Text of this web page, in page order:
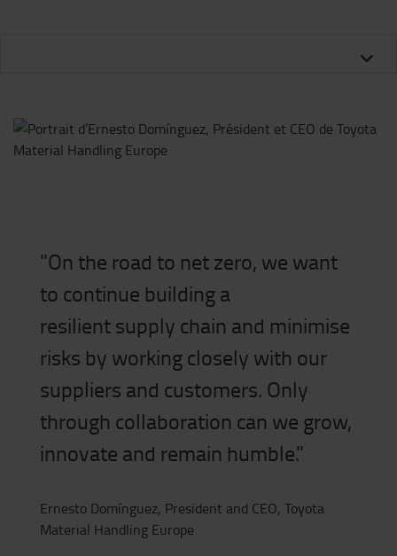
"On the road to net zero, we want
to continue building a
resilient supply chain and minimise
risks by working closely with our
suppliers and customers. Only
through collaboration can we grow,
innovate and remain humble."
Ernesto Domínguez, President and CEO, Toyota
Material Handling Europe